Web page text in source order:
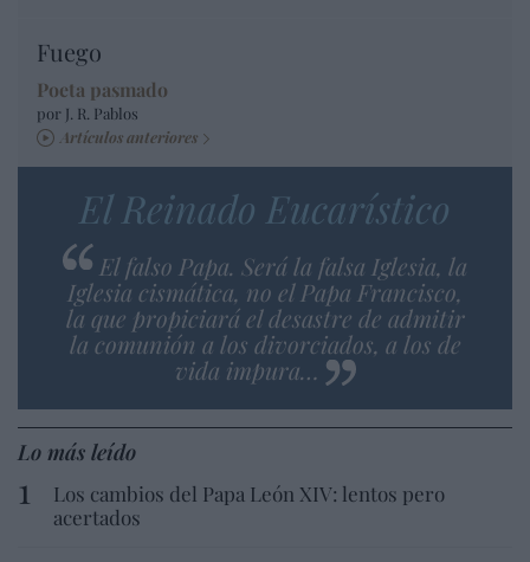
Fuego
Poeta pasmado
por J. R. Pablos
Artículos anteriores
El Reinado Eucarístico
El falso Papa. Será la falsa Iglesia, la
Iglesia cismática, no el Papa Francisco,
la que propiciará el desastre de admitir
la comunión a los divorciados, a los de
vida impura…
Lo más leído
Los cambios del Papa León XIV: lentos pero
acertados